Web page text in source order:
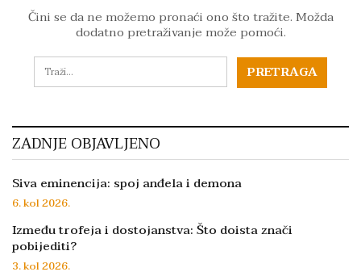
Čini se da ne možemo pronaći ono što tražite. Možda
dodatno pretraživanje može pomoći.
ZADNJE OBJAVLJENO
Siva eminencija: spoj anđela i demona
6. kol 2026.
Između trofeja i dostojanstva: Što doista znači
pobijediti?
3. kol 2026.